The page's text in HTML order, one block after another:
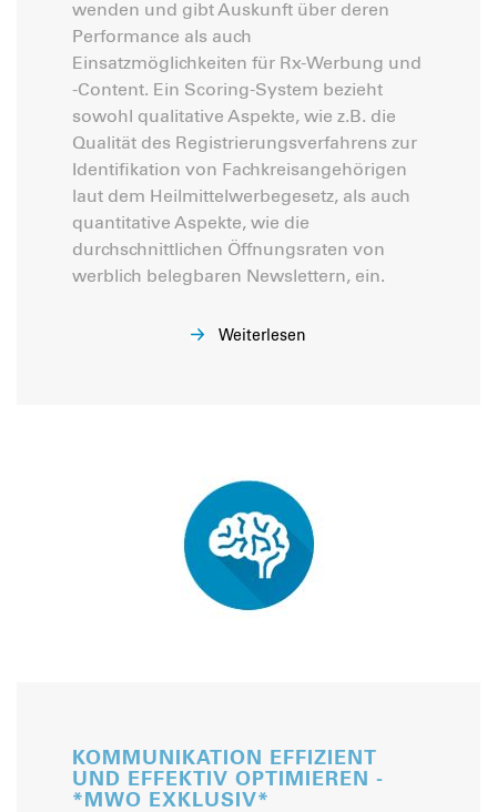
wenden und gibt Auskunft über deren
Performance als auch
Einsatzmöglichkeiten für Rx-Werbung und
-Content. Ein Scoring-System bezieht
sowohl qualitative Aspekte, wie z.B. die
Qualität des Registrierungsverfahrens zur
Identifikation von Fachkreisangehörigen
laut dem Heilmittelwerbegesetz, als auch
quantitative Aspekte, wie die
durchschnittlichen Öffnungsraten von
werblich belegbaren Newslettern, ein.
Weiterlesen
KOMMUNIKATION EFFIZIENT
UND EFFEKTIV OPTIMIEREN -
*MWO EXKLUSIV*